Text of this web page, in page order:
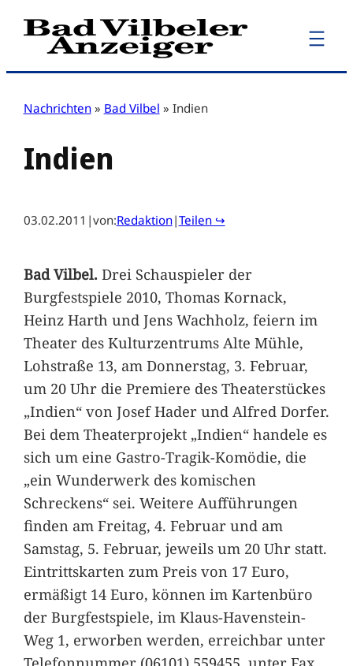
Zum
Inhalt
Nachrichten » Bad Vilbel » Indien
Indien
03.02.2011 |von:Redaktion|Teilen ↪
Bad Vilbel.Drei Schauspieler der
Burgfestspiele 2010, Thomas Kornack,
Heinz Harth und Jens Wachholz, feiern im
Theater des Kulturzentrums Alte Mühle,
Lohstraße 13, am Donnerstag, 3. Februar,
um 20 Uhr die Premiere des Theaterstückes
„Indien“ von Josef Hader und Alfred Dorfer.
Bei dem Theaterprojekt „Indien“ handele es
sich um eine Gastro-Tragik-Komödie, die
„ein Wunderwerk des komischen
Schreckens“ sei. Weitere Aufführungen
finden am Freitag, 4. Februar und am
Samstag, 5. Februar, jeweils um 20 Uhr statt.
Eintrittskarten zum Preis von 17 Euro,
ermäßigt 14 Euro, können im Kartenbüro
der Burgfestspiele, im Klaus-Havenstein-
Weg 1, erworben werden, erreichbar unter